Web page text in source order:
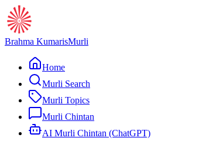
Brahma KumarisMurli
Home
Murli Search
Murli Topics
Murli Chintan
AI Murli Chintan (ChatGPT)